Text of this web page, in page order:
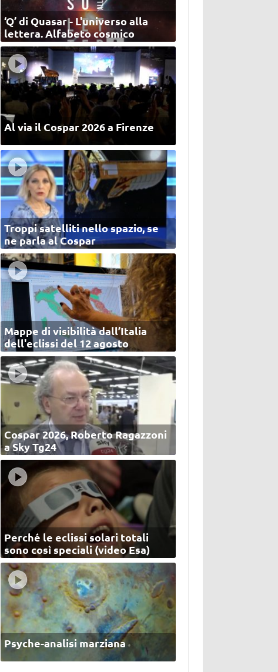
‘Q’ di Quasar - L'universo alla
lettera. Alfabeto cosmico
Al via il Cospar 2026 a Firenze
Troppi satelliti nello spazio, se
ne parla al Cospar
Mappe di visibilità dall’Italia
dell'eclissi del 12 agosto
Cospar 2026, Roberto Ragazzoni
a Sky Tg24
Perché le eclissi solari totali
sono così speciali (video Esa)
Psyche-analisi marziana